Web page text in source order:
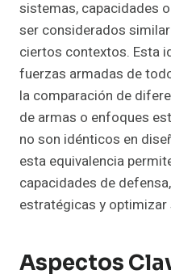
sistemas, capacidades
ser considerados
ciertos contextos. Esta
fuerzas armadas de
la comparación de
de armas o enfoques
no son idénticos en
esta equivalencia
capacidades de
estratégicas y optimizar
Aspectos